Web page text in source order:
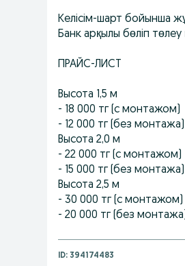
Келісім-шарт бойынша
Банк арқылы бөліп
ПРАЙС-ЛИСТ
Высота 1,5 м
- 18 000 тг (с монтажом)
- 12 000 тг (без монтажа)
Высота 2,0 м
- 22 000 тг (с монтажом)
- 15 000 тг (без монтажа)
Высота 2,5 м
- 30 000 тг (с монтажом)
- 20 000 тг (без монтажа)
ID: 394174483